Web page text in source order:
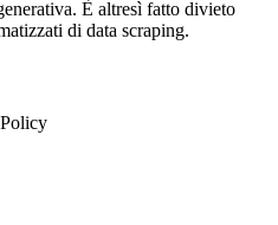
È altresì fatto divieto
di data scraping.